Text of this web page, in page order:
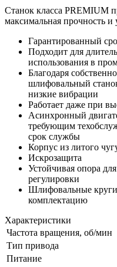
Станок класса PREMIUM
максимальная прочность и
Гарантированный
Подходит для
использования в
Благодаря
шлифовальный
низкие вибрации
Работает даже при
Асинхронный
требующим
срок службы
Корпус из литого
Искрозащита
Устойчивая опора
регулировки
Шлифовальные круги
комплектацию
Характеристики
Частота вращения, об/мин
Тип привода
Питание